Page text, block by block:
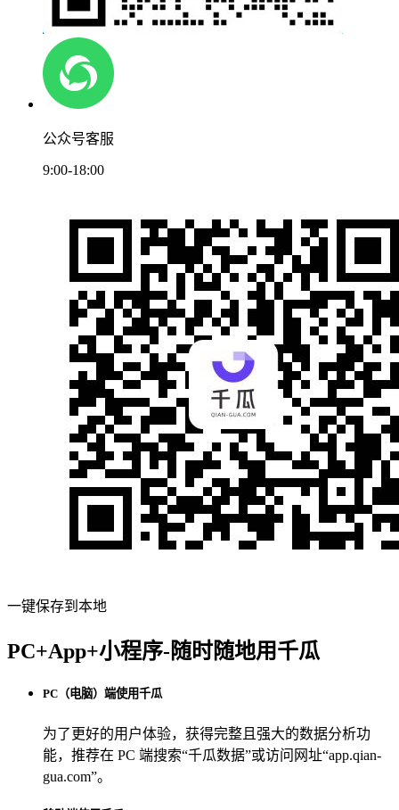
公众号客服
9:00-18:00
一键保存到本地
PC+App+小程序-随时随地用千瓜
PC（电脑）端使用千瓜
为了更好的用户体验，获得完整且强大的数据分析功
能，推荐在 PC 端搜索“千瓜数据”或访问网址“app.qian-
gua.com”。